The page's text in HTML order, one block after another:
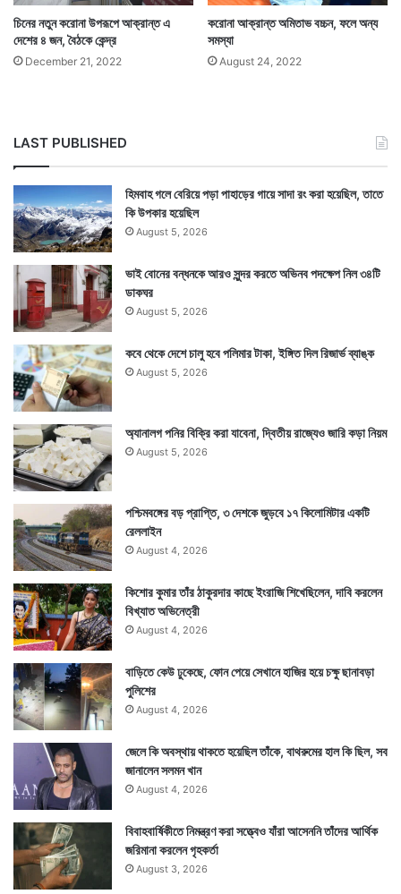
রাজ্যে একই সঙ্গে অনেক রোগী সুস্থ হয়ে ফিরছেন। গত একদিনে
সংখ্যাটা দাঁড়িয়েছে ৫ লক্ষ ৫৮ হাজার ৭৯০ জন।
সুস্থ হয়ে ওঠা মানুষের হাত ধরে এদিন ৯৭.৫৪ শতাংশে পৌঁছে গেল
রাজ্যে সুস্থতার হার। রাজ্যে সুস্থতার হার প্রতিদিনই একটু একটু
করে বেড়ে চলেছে। ক্রমশ কমছে অ্যাকটিভ রোগীর সংখ্যা।
অন্যদিকে দেশের অন্যান্য রাজ্যের সঙ্গে এ রাজ্যেও টিকাকরণের
কাজ চলছে। টিকার দ্বিতীয় ডোজ দেওয়ার কাজও শুরু হয়ে গেছে।
চিনের নতুন করোনা উপরূপে আক্রান্ত এ
দেশের ৪ জন, বৈঠকে কেন্দ্র
December 21, 2022
করোনা আক্রান্ত অমিতাভ বচ্চন, ফলে অন্য
সমস্যা
August 24, 2022
LAST PUBLISHED
হিমবাহ গলে বেরিয়ে পড়া পাহাড়ের গায়ে সাদা রং করা হয়েছিল, তাতে
কি উপকার হয়েছিল
August 5, 2026
ভাই বোনের বন্ধনকে আরও সুন্দর করতে অভিনব পদক্ষেপ নিল ৩৪টি
ডাকঘর
August 5, 2026
কবে থেকে দেশে চালু হবে পলিমার টাকা, ইঙ্গিত দিল রিজার্ভ ব্যাঙ্ক
August 5, 2026
অ্যানালগ পনির বিক্রি করা যাবেনা, দ্বিতীয় রাজ্যেও জারি কড়া নিয়ম
August 5, 2026
পশ্চিমবঙ্গের বড় প্রাপ্তি, ৩ দেশকে জুড়বে ১৭ কিলোমিটার একটি
রেললাইন
August 4, 2026
কিশোর কুমার তাঁর ঠাকুরদার কাছে ইংরাজি শিখেছিলেন, দাবি করলেন
বিখ্যাত অভিনেত্রী
August 4, 2026
বাড়িতে কেউ ঢুকেছে, ফোন পেয়ে সেখানে হাজির হয়ে চক্ষু ছানাবড়া
পুলিশের
August 4, 2026
জেলে কি অবস্থায় থাকতে হয়েছিল তাঁকে, বাথরুমের হাল কি ছিল, সব
জানালেন সলমন খান
August 4, 2026
বিবাহবার্ষিকীতে নিমন্ত্রণ করা সত্ত্বেও যাঁরা আসেননি তাঁদের আর্থিক
জরিমানা করলেন গৃহকর্তা
August 3, 2026